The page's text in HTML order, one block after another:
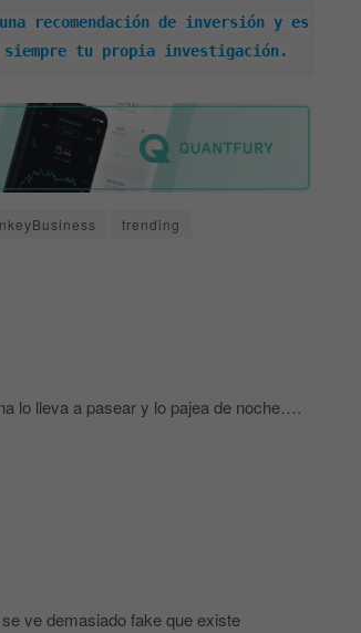
recomendación de inversión y es
tu propia investigación.
trending
lo lleva a pasear y lo pajea de noche….
ve demasiado fake que existe